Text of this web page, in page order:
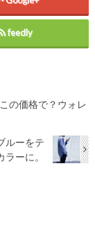
feedly
の価格で？ウォレ
ルーをテ
ラーに。